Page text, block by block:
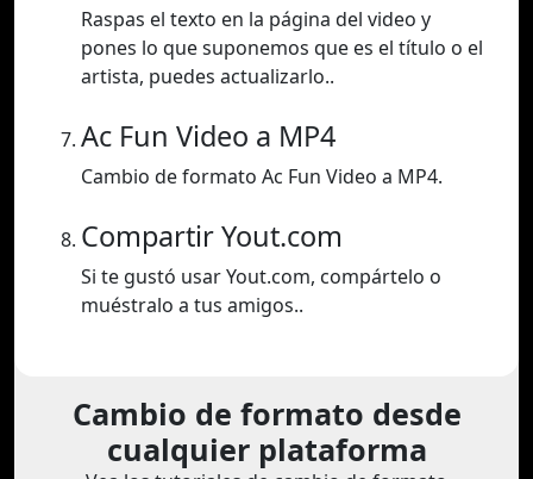
Raspas el texto en la página del video y
pones lo que suponemos que es el título o el
artista, puedes actualizarlo..
Ac Fun Video a MP4
Cambio de formato Ac Fun Video a MP4.
Compartir Yout.com
Si te gustó usar Yout.com, compártelo o
muéstralo a tus amigos..
Cambio de formato desde
cualquier plataforma